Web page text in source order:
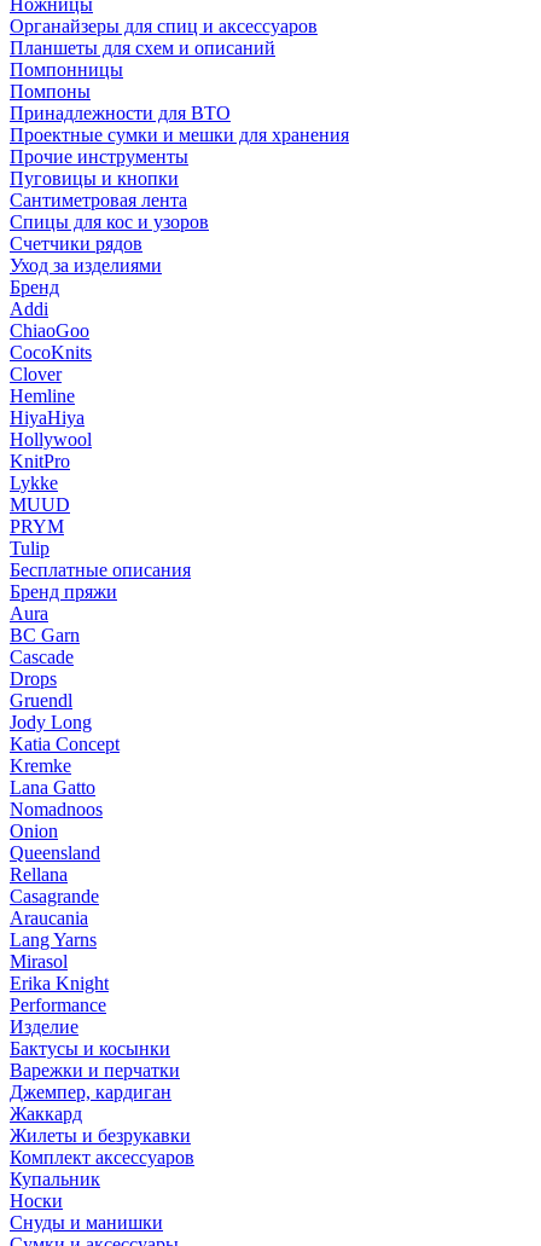
Ножницы
Органайзеры для спиц и аксессуаров
Планшеты для схем и описаний
Помпонницы
Помпоны
Принадлежности для ВТО
Проектные сумки и мешки для хранения
Прочие инструменты
Пуговицы и кнопки
Сантиметровая лента
Спицы для кос и узоров
Счетчики рядов
Уход за изделиями
Бренд
Addi
ChiaoGoo
CocoKnits
Clover
Hemline
HiyaHiya
Hollywool
KnitPro
Lykke
MUUD
PRYM
Tulip
Бесплатные описания
Бренд пряжи
Aura
BC Garn
Cascade
Drops
Gruendl
Jody Long
Katia Concept
Kremke
Lana Gatto
Nomadnoos
Onion
Queensland
Rellana
Casagrande
Araucania
Lang Yarns
Mirasol
Erika Knight
Performance
Изделие
Бактусы и косынки
Варежки и перчатки
Джемпер, кардиган
Жаккард
Жилеты и безрукавки
Комплект аксессуаров
Купальник
Носки
Снуды и манишки